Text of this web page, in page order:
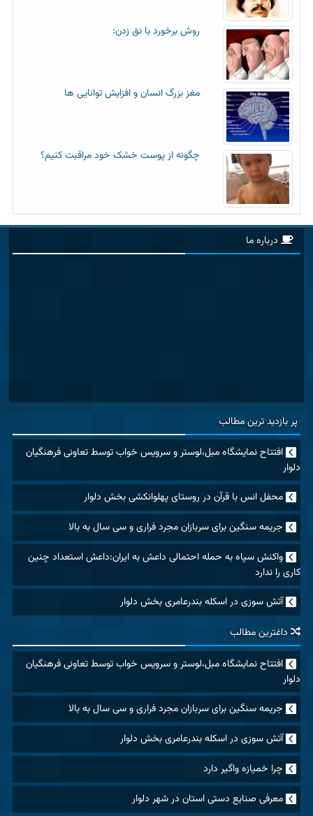
روش برخورد با نق زدن:
مغز بزرگ انسان و افزایش توانایی ها
چگونه از پوست خشک خود مراقبت کنیم؟
درباره ما
پر بازدید ترین مطالب
افتتاح نمایشگاه مبل،لوستر و سرویس خواب توسط تعاونی فرهنگیان
دلوار
محفل انس با قرآن در روستای پهلوانکشی بخش دلوار
جریمه سنگین برای سربازان مجرد فراری و سی سال به بالا
واکنش سپاه به حمله احتمالی داعش به ایران:داعش استعداد چنین
کاری را ندارد
آتش سوزی در اسکله بندرعامری بخش دلوار
داغترین مطالب
افتتاح نمایشگاه مبل،لوستر و سرویس خواب توسط تعاونی فرهنگیان
دلوار
جریمه سنگین برای سربازان مجرد فراری و سی سال به بالا
آتش سوزی در اسکله بندرعامری بخش دلوار
چرا خمیازه واگیر دارد
معرفی صنایع دستی استان در شهر دلوار